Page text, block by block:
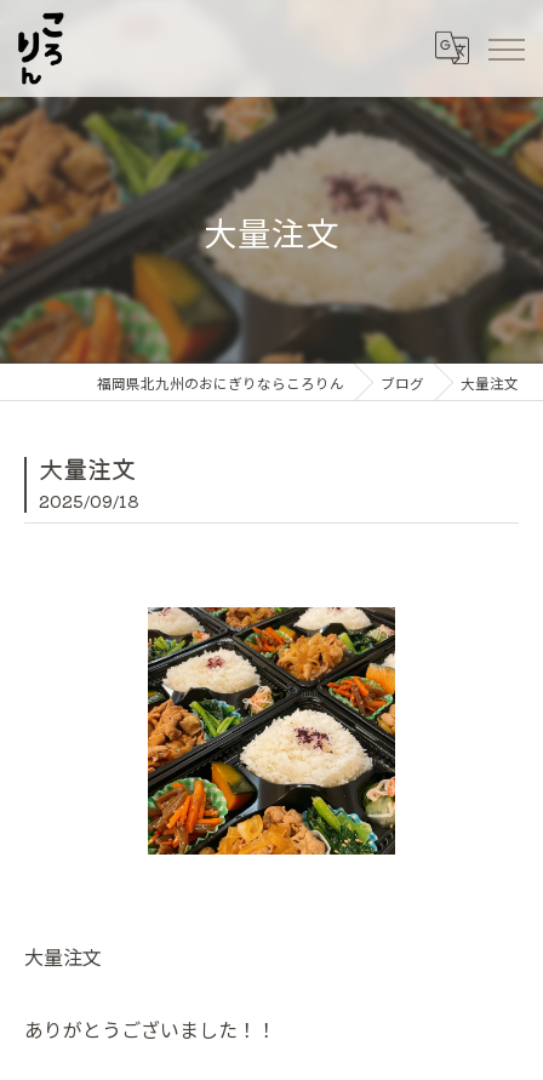
大量注文
福岡県北九州のおにぎりならころりん ブログ 大量注文
大量注文
2025/09/18
大量注文
ありがとうございました！！